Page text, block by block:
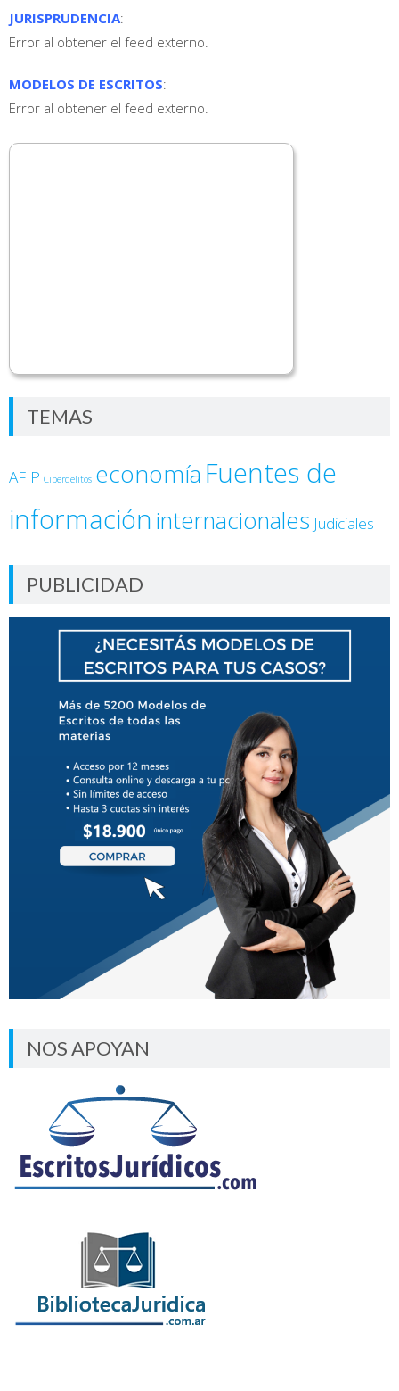
JURISPRUDENCIA:
Error al obtener el feed externo.
MODELOS DE ESCRITOS:
Error al obtener el feed externo.
TEMAS
AFIP Ciberdelitos economía Fuentes de
información internacionales Judiciales
PUBLICIDAD
NOS APOYAN